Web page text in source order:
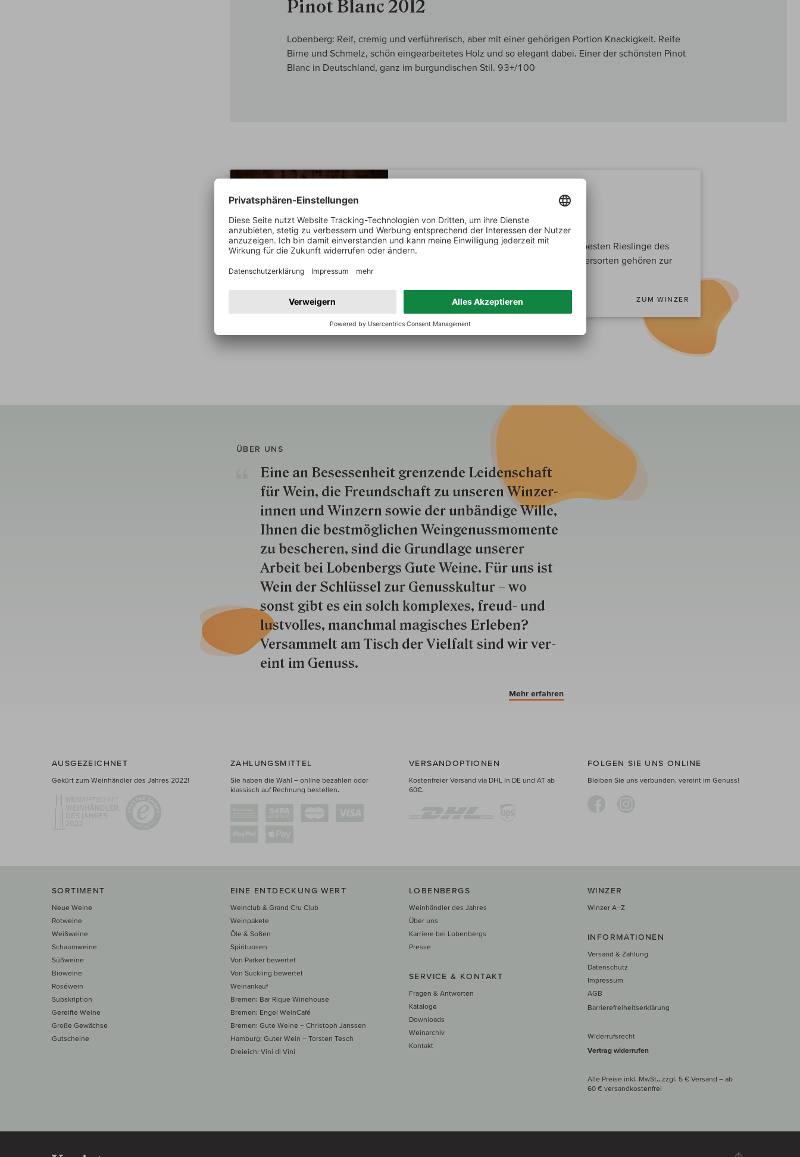
Pinot Blanc 2012
Lobenberg: Reif, cremig und verführerisch, aber mit einer gehörigen Portion Knackigkeit. Reife
Birne und Schmelz, schön eingearbeitetes Holz und so elegant dabei. Einer der schönsten Pinot
Blanc in Deutschland, ganz im burgundischen Stil. 93+/100
Schlossgut Diel
Von der Nahe kommen nicht nur einige der besten Rieslinge des
Landes, auch die weißen und roten Burgundersorten gehören zur
ZUM WINZER
ÜBER UNS
Eine an Besessenheit gren­zende Lei­den­schaft
für Wein, die Freund­schaft zu unseren Win­zer­
innen und Win­zern so­wie der un­bän­dige Wille,
Ihnen die best­mög­lich­en Wein­genuss­momente
zu besche­ren, sind die Grund­lage unserer
Arbeit bei Lobenbergs Gute Weine. Für uns ist
Wein der Schlüs­sel zur Genuss­kultur – wo
sonst gibt es ein solch kom­plexes, freud- und
lustvolles, manchmal ma­gisch­es Er­le­ben?
Versammelt am Tisch der Vielfalt sind wir ver­
eint im Genuss.
Mehr erfahren
AUSGEZEICHNET
Gekürt zum Weinhändler des Jahres 2022!
ZAHLUNGSMITTEL
Sie haben die Wahl – online bezahlen oder
klassisch auf Rechnung bestellen.
VERSANDOPTIONEN
Kostenfreier Versand via DHL in DE und AT ab
60€.
FOLGEN SIE UNS ONLINE
Bleiben Sie uns verbunden, vereint im Genuss!
SORTIMENT
Neue Weine
Rotweine
Weißweine
Schaumweine
Süßweine
Bioweine
Roséwein
Subskription
Gereifte Weine
Große Gewächse
Gutscheine
EINE ENTDECKUNG WERT
Weinclub & Grand Cru Club
Weinpakete
Öle & Soßen
Spirituosen
Von Parker bewertet
Von Suckling bewertet
Weinankauf
Bremen: Bar Rique Winehouse
Bremen: Engel WeinCafé
Bremen: Gute Weine – Christoph Janssen
Hamburg: Guter Wein – Torsten Tesch
Dreieich: Vini di Vini
LOBENBERGS
Weinhändler des Jahres
Über uns
Karriere bei Lobenbergs
Presse
SERVICE & KONTAKT
Fragen & Antworten
Kataloge
Downloads
Weinarchiv
Kontakt
WINZER
Winzer A–Z
INFORMATIONEN
Versand & Zahlung
Datenschutz
Impressum
AGB
Barrierefreiheitserklärung
Widerrufsrecht
Vertrag widerrufen
Alle Preise inkl. MwSt., zzgl. 5 € Versand – ab
60 € versand­kosten­frei